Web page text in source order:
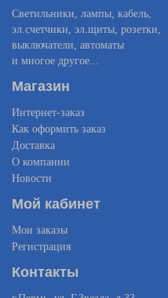
Светильники, лампы, кабель,
эл.счетчики, эл.щиты, розетки,
выключатели, автоматы
и многое другое...
Магазин
Интернет-заказ
Как оформить заказ
Доставка
О компании
Новости
Мой кабинет
Мои заказы
Регистрация
Контакты